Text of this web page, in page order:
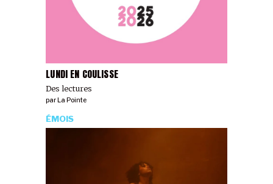
LUNDI EN COULISSE
Des lectures
parLa Pointe
ÉMOIS